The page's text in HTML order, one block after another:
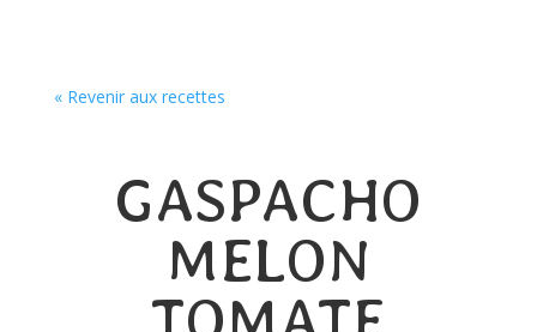
« Revenir aux recettes
GASPACHO
MELON